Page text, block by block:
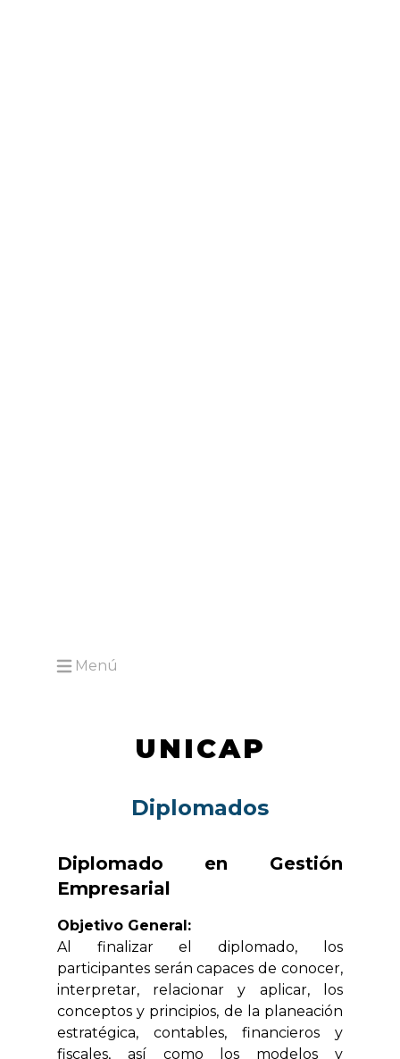
Open main menu
Menú
UNICAP
Diplomados
Diplomado en Gestión
Empresarial
Objetivo General:
Al finalizar el diplomado, los
participantes serán capaces de conocer,
interpretar, relacionar y aplicar, los
conceptos y principios, de la planeación
estratégica, contables, financieros y
fiscales, así como los modelos y